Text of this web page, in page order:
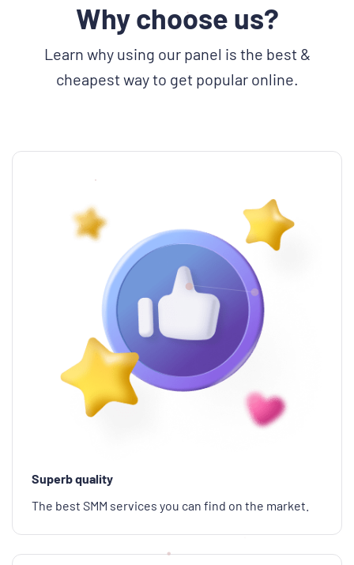
Why choose us?
Learn why using our panel is the best &
cheapest way to get popular online.
Superb quality
The best SMM services you can find on the market.